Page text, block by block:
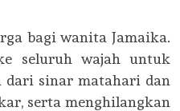
bagi wanita Jamaika.
seluruh wajah untuk
dari sinar matahari dan
serta menghilangkan